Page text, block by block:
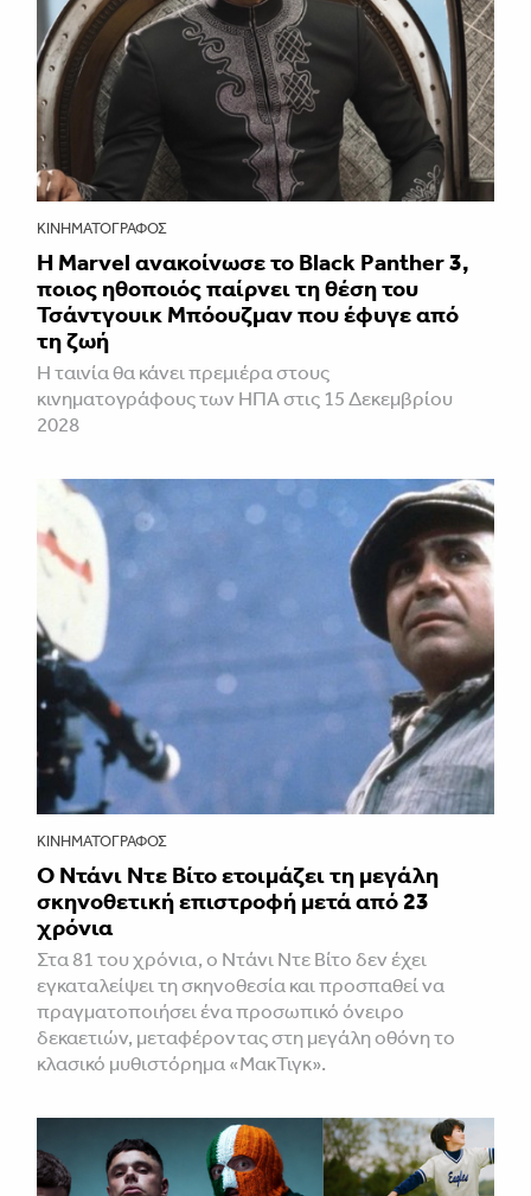
ΚΙΝΗΜΑΤΟΓΡΆΦΟΣ
Η Marvel ανακοίνωσε το Black Panther 3,
ποιος ηθοποιός παίρνει τη θέση του
Τσάντγουικ Μπόουζμαν που έφυγε από
τη ζωή
Η ταινία θα κάνει πρεμιέρα στους
κινηματογράφους των ΗΠΑ στις 15 Δεκεμβρίου
2028
ΚΙΝΗΜΑΤΟΓΡΆΦΟΣ
Ο Ντάνι Ντε Βίτο ετοιμάζει τη μεγάλη
σκηνοθετική επιστροφή μετά από 23
χρόνια
Στα 81 του χρόνια, ο Ντάνι Ντε Βίτο δεν έχει
εγκαταλείψει τη σκηνοθεσία και προσπαθεί να
πραγματοποιήσει ένα προσωπικό όνειρο
δεκαετιών, μεταφέροντας στη μεγάλη οθόνη το
κλασικό μυθιστόρημα «ΜακΤιγκ».